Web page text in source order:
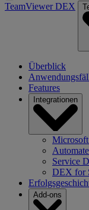
TeamViewer DEX
Überblick
Features
Integrationen
Service
DEX for
Add-ons